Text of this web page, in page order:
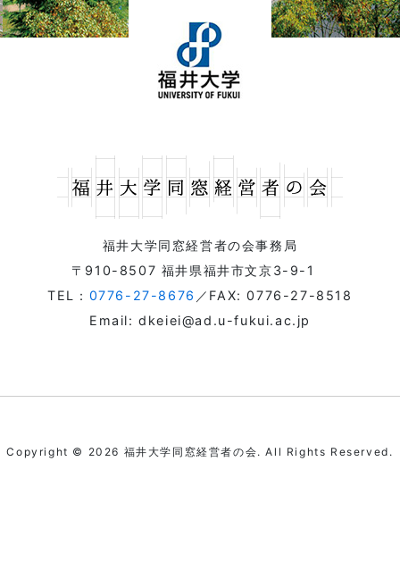
福井大学同窓経営者の会事務局
〒910-8507 福井県福井市文京3-9-1
TEL： 0776-27-8676 ／FAX: 0776-27-8518
Email: dkeiei@ad.u-fukui.ac.jp
Copyright © 2026 福井大学同窓経営者の会. All Rights Reserved.